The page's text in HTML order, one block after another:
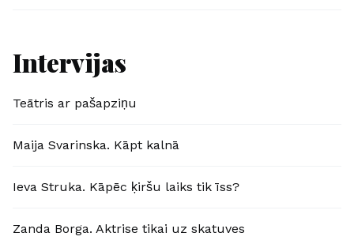
Intervijas
Teātris ar pašapziņu
Maija Svarinska. Kāpt kalnā
Ieva Struka. Kāpēc ķiršu laiks tik īss?
Zanda Borga. Aktrise tikai uz skatuves